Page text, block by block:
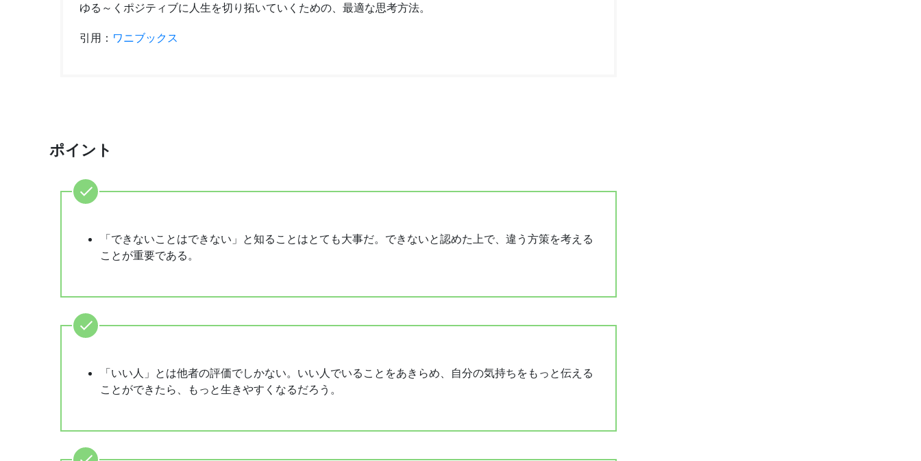
ゆる～くポジティブに人生を切り拓いていくための、最適な思考方法。
引用： ワニブックス
ポイント
「できないことはできない」と知ることはとても大事だ。できないと認めた上で、違う方策を考える
ことが重要である。
「いい人」とは他者の評価でしかない。いい人でいることをあきらめ、自分の気持ちをもっと伝える
ことができたら、もっと生きやすくなるだろう。